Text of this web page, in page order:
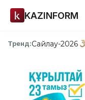
KAZINFORM
Тренд:Сайлау-2026